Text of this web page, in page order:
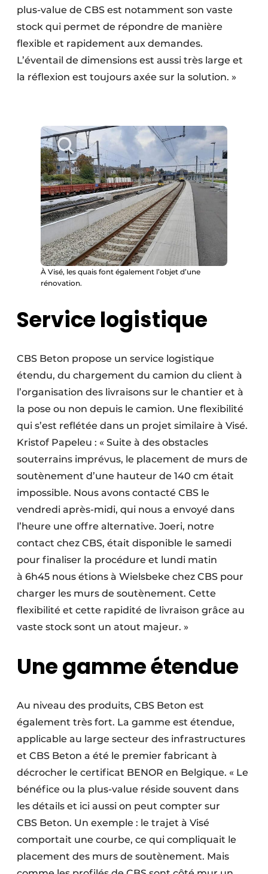
plus-value de CBS est notamment son vaste
stock qui permet de répondre de manière
flexible et rapidement aux demandes.
L’éventail de dimensions est aussi très large et
la réflexion est toujours axée sur la solution. »
À Visé, les quais font également l’objet d’une
rénovation.
Service logistique
CBS Beton propose un service logistique
étendu, du chargement du camion du client à
l’organisation des livraisons sur le chantier et à
la pose ou non depuis le camion. Une flexibilité
qui s’est reflétée dans un projet similaire à Visé.
Kristof Papeleu : « Suite à des obstacles
souterrains imprévus, le placement de murs de
soutènement d’une hauteur de 140 cm était
impossible. Nous avons contacté CBS le
vendredi après-midi, qui nous a envoyé dans
l’heure une offre alternative. Joeri, notre
contact chez CBS, était disponible le samedi
pour finaliser la procédure et lundi matin
à 6h45 nous étions à Wielsbeke chez CBS pour
charger les murs de soutènement. Cette
flexibilité et cette rapidité de livraison grâce au
vaste stock sont un atout majeur. »
Une gamme étendue
Au niveau des produits, CBS Beton est
également très fort. La gamme est étendue,
applicable au large secteur des infrastructures
et CBS Beton a été le premier fabricant à
décrocher le certificat BENOR en Belgique. « Le
bénéfice ou la plus-value réside souvent dans
les détails et ici aussi on peut compter sur
CBS Beton. Un exemple : le trajet à Visé
comportait une courbe, ce qui compliquait le
placement des murs de soutènement. Mais